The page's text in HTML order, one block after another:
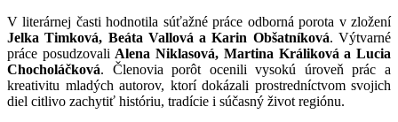
V literárnej časti hodnotila súťažné práce odborná porota v zložení
Jelka Timková, Beáta Vallová a Karin Obšatníková. Výtvarné
práce posudzovali Alena Niklasová, Martina Králiková a Lucia
Chocholáčková. Členovia porôt ocenili vysokú úroveň prác a
kreativitu mladých autorov, ktorí dokázali prostredníctvom svojich
diel citlivo zachytiť históriu, tradície i súčasný život regiónu.